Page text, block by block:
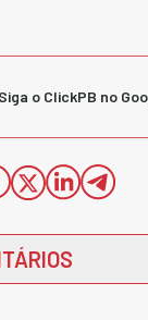
Siga o ClickPB no